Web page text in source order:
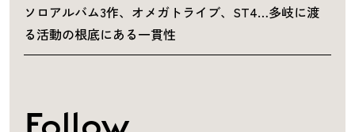
ソロアルバム3作、オメガトライブ、ST4…多岐に渡
る活動の根底にある一貫性